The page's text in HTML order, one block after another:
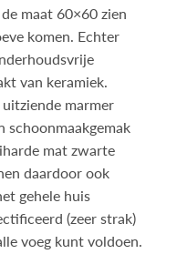
maat 60×60 zien
komen. Echter
van keramiek.
marmer
schoonmaakgemak
mat zwarte
daardoor ook
gehele huis
(zeer strak)
voeg kunt voldoen.